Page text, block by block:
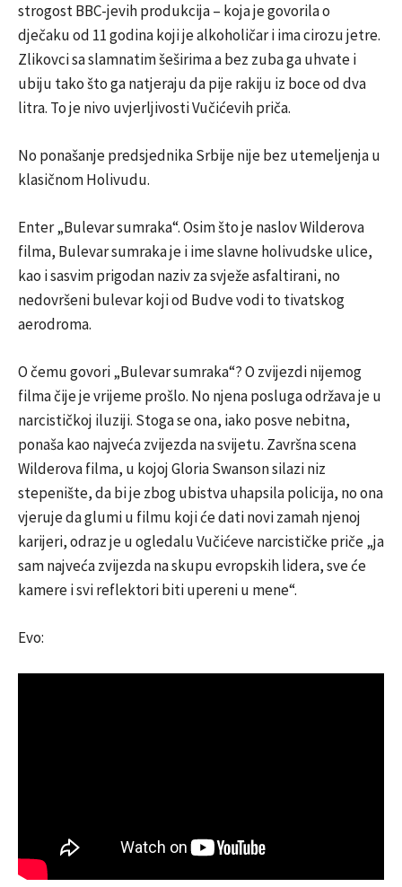
strogost BBC-jevih produkcija – koja je govorila o
dječaku od 11 godina koji je alkoholičar i ima cirozu jetre.
Zlikovci sa slamnatim šeširima a bez zuba ga uhvate i
ubiju tako što ga natjeraju da pije rakiju iz boce od dva
litra. To je nivo uvjerljivosti Vučićevih priča.
No ponašanje predsjednika Srbije nije bez utemeljenja u
klasičnom Holivudu.
Enter „Bulevar sumraka“. Osim što je naslov Wilderova
filma, Bulevar sumraka je i ime slavne holivudske ulice,
kao i sasvim prigodan naziv za svježe asfaltirani, no
nedovršeni bulevar koji od Budve vodi to tivatskog
aerodroma.
O čemu govori „Bulevar sumraka“? O zvijezdi nijemog
filma čije je vrijeme prošlo. No njena posluga održava je u
narcističkoj iluziji. Stoga se ona, iako posve nebitna,
ponaša kao najveća zvijezda na svijetu. Završna scena
Wilderova filma, u kojoj Gloria Swanson silazi niz
stepenište, da bi je zbog ubistva uhapsila policija, no ona
vjeruje da glumi u filmu koji će dati novi zamah njenoj
karijeri, odraz je u ogledalu Vučićeve narcističke priče „ja
sam najveća zvijezda na skupu evropskih lidera, sve će
kamere i svi reflektori biti upereni u mene“.
Evo: